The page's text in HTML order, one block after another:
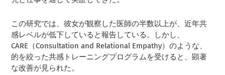
この研究では、彼女が観察した医師の半数以上が、近年共
感レベルが低下していると報告している。しかし、
CARE（Consultation and Relational Empathy）のような、
的を絞った共感トレーニングプログラムを受けると、顕著
な改善が見られた。